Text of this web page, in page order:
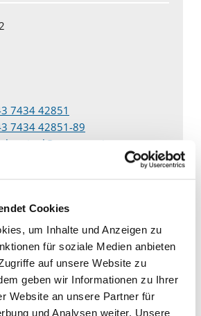
Cookies
um Inhalte und Anzeigen zu
für soziale Medien anbieten
auf unsere Website zu
geben wir Informationen zu Ihrer
Website an unsere Partner für
und Analysen weiter. Unsere
7434 42851
7434 42851-89
@tega-austria.at
Kältemittel
von 07:00 - 12:00 Uhr, 12:30
- 13:00 Uhr.